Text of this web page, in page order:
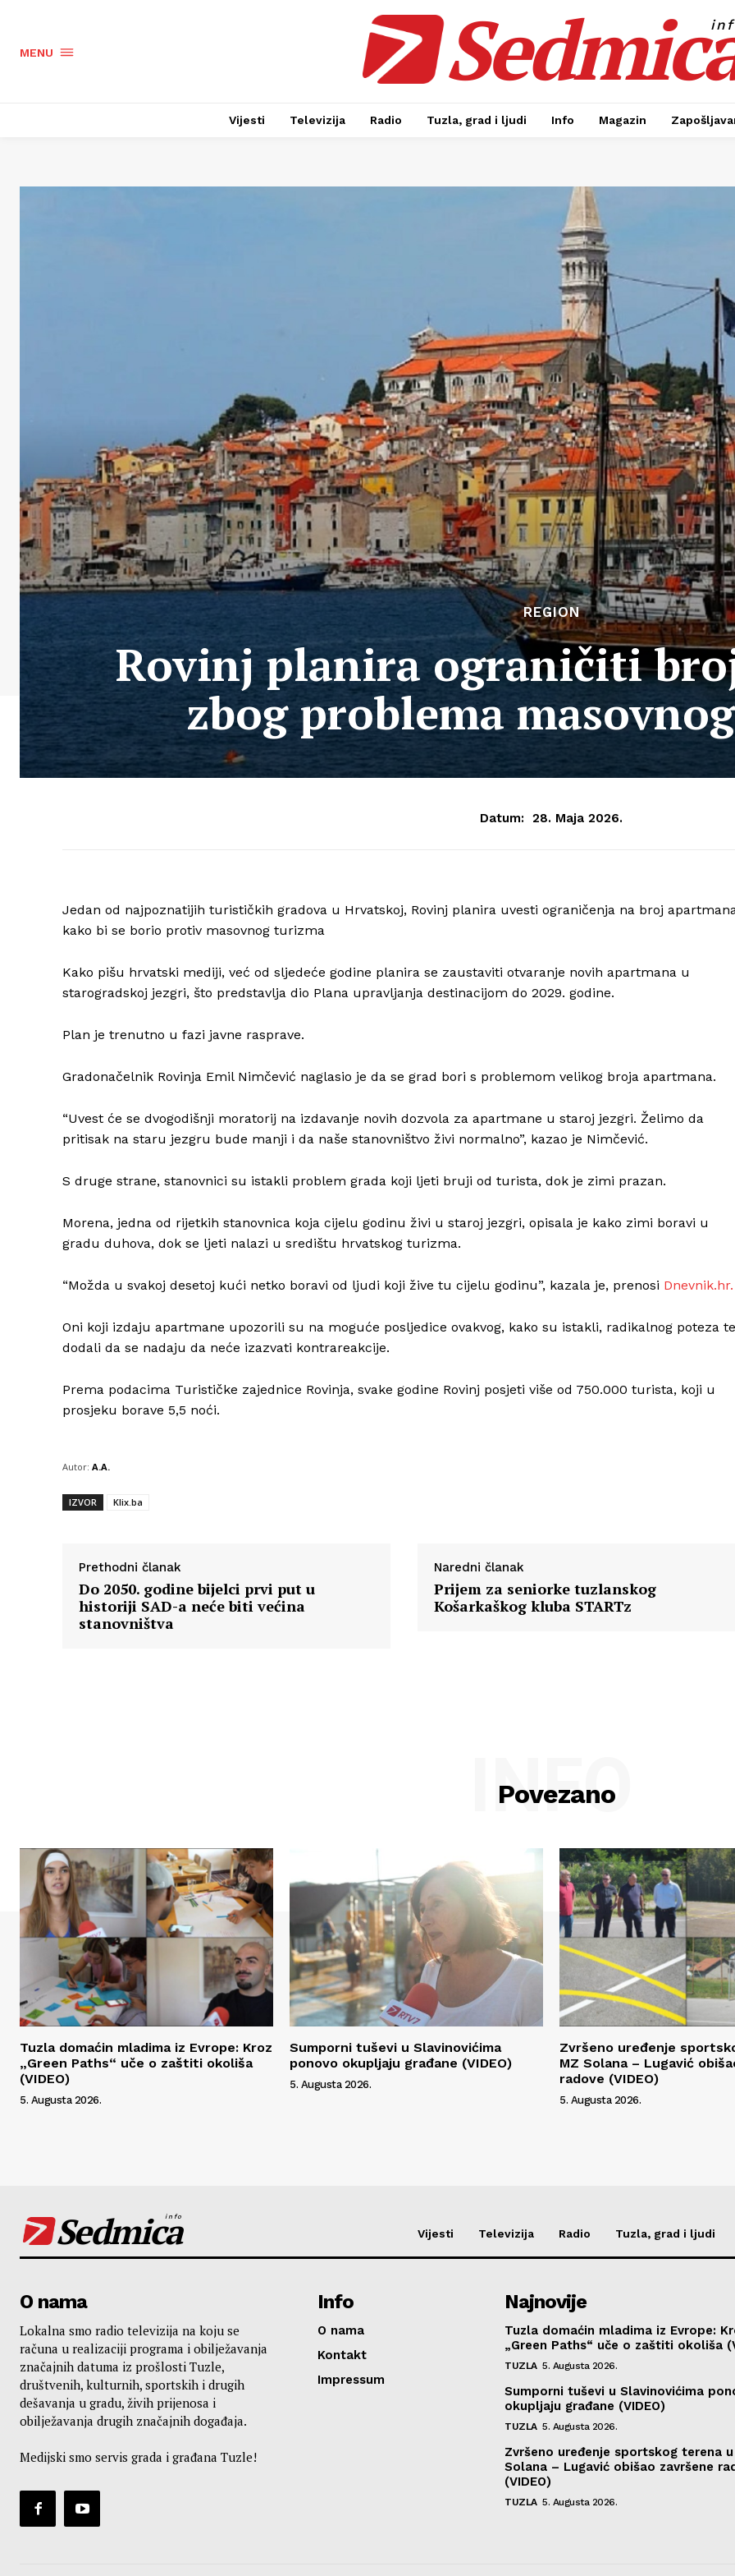
Kontakt
MENU
Vijesti Televizija Radio Tuzla, grad i ljudi Info Magazin
REGION
Rovinj planira ograničiti
zbog problema
Datum: 28. Maja 2026.
Jedan od najpoznatijih turističkih gradova u Hrvatskoj, Rovinj planira uvesti ograničenja na broj
kako bi se borio protiv masovnog turizma
Kako pišu hrvatski mediji, već od sljedeće godine planira se zaustaviti otvaranje novih apartmana u
starogradskoj jezgri, što predstavlja dio Plana upravljanja destinacijom do 2029. godine.
Plan je trenutno u fazi javne rasprave.
Gradonačelnik Rovinja Emil Nimčević naglasio je da se grad bori s problemom velikog broja apartmana.
“Uvest će se dvogodišnji moratorij na izdavanje novih dozvola za apartmane u staroj jezgri. Želimo da
pritisak na staru jezgru bude manji i da naše stanovništvo živi normalno”, kazao je Nimčević.
S druge strane, stanovnici su istakli problem grada koji ljeti bruji od turista, dok je zimi prazan.
Morena, jedna od rijetkih stanovnica koja cijelu godinu živi u staroj jezgri, opisala je kako zimi boravi u
gradu duhova, dok se ljeti nalazi u središtu hrvatskog turizma.
“Možda u svakoj desetoj kući netko boravi od ljudi koji žive tu cijelu godinu”, kazala je, prenosi Dnevnik.hr.
Oni koji izdaju apartmane upozorili su na moguće posljedice ovakvog, kako su istakli, radikalnog poteza te
dodali da se nadaju da neće izazvati kontrareakcije.
Prema podacima Turističke zajednice Rovinja, svake godine Rovinj posjeti više od 750.000 turista, koji u
prosjeku borave 5,5 noći.
Autor: A.A.
IZVOR Klix.ba
Prethodni članak
Do 2050. godine bijelci prvi put u
historiji SAD-a neće biti većina
stanovništva
Naredni članak
Prijem za seniorke tuzlanskog
Košarkaškog kluba STARTz
Povezano
INFO
Tuzla domaćin mladima iz Evrope: Kroz
„Green Paths“ uče o zaštiti okoliša
(VIDEO)
5. Augusta 2026.
Sumporni tuševi u Slavinovićima
ponovo okupljaju građane (VIDEO)
5. Augusta 2026.
Zvršeno uređenje
MZ Solana – Lugavić
radove (VIDEO)
5. Augusta 2026.
Sedmica
info
Vijesti Televizija Radio Tuzla, grad i ljudi
O nama
Lokalna smo radio televizija na koju se
računa u realizaciji programa i obilježavanja
značajnih datuma iz prošlosti Tuzle,
društvenih, kulturnih, sportskih i drugih
dešavanja u gradu, živih prijenosa i
obilježavanja drugih značajnih događaja.
Medijski smo servis grada i građana Tuzle!
Info
O nama
Kontakt
Impressum
Najnovije
Tuzla domaćin mladima iz Evrope:
„Green Paths“ uče o zaštiti okoliša
TUZLA 5. Augusta 2026.
Sumporni tuševi u Slavinovićima
okupljaju građane (VIDEO)
TUZLA 5. Augusta 2026.
Zvršeno uređenje sportskog terena
Solana – Lugavić obišao završene
(VIDEO)
TUZLA 5. Augusta 2026.